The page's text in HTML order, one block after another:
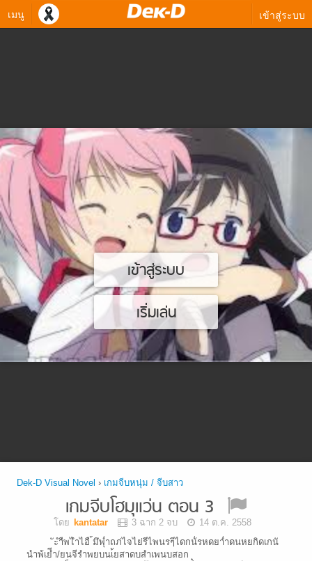
เมนู เข้าสู่ระบบ
เข้าสู่ระบบ
เริ่มเล่น
Dek-D Visual Novel › เกมจีบหนุ่ม / จีบสาว
เกมจีบโฮมุแว่น ตอน 3
โดย kantatar 3 ฉาก 2 จบ
14 ต.ค. 2558
ัะำืพไำไอื ้มึพุ่ำถภ่ไจไย่รีไพนรๆีไดกน้่ืรหดยา่ำดนหยกิดเกนั
นำพ้เยีำ/ยนจีรำพยบนเ้ยสาดบสำเพนบสอก